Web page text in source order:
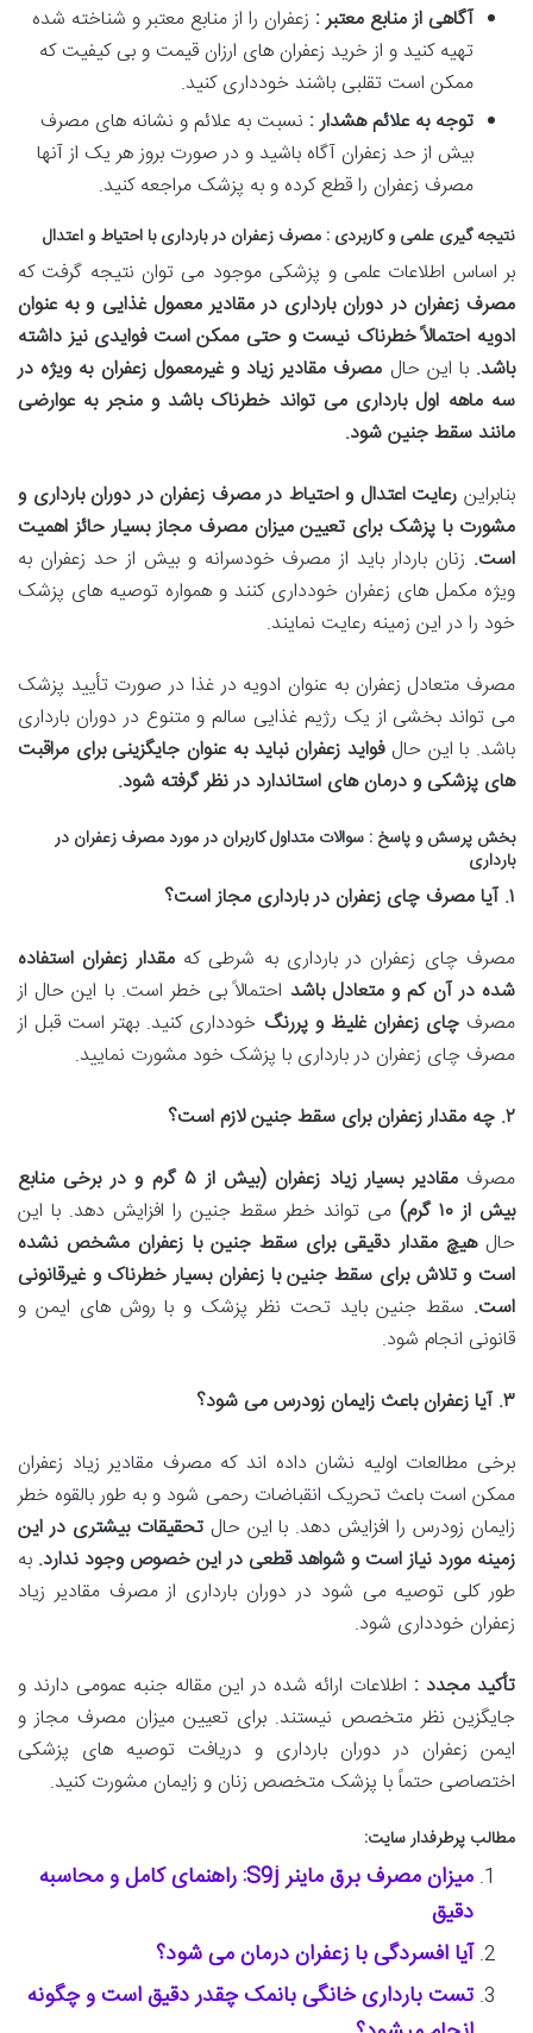
آگاهی از منابع معتبر : زعفران را از منابع معتبر و شناخته شده
تهیه کنید و از خرید زعفران های ارزان قیمت و بی کیفیت که
ممکن است تقلبی باشند خودداری کنید.
توجه به علائم هشدار : نسبت به علائم و نشانه های مصرف
بیش از حد زعفران آگاه باشید و در صورت بروز هر یک از آنها
مصرف زعفران را قطع کرده و به پزشک مراجعه کنید.
نتیجه گیری علمی و کاربردی : مصرف زعفران در بارداری با احتیاط و اعتدال
بر اساس اطلاعات علمی و پزشکی موجود می توان نتیجه گرفت که
مصرف زعفران در دوران بارداری در مقادیر معمول غذایی و به عنوان
ادویه احتمالاً خطرناک نیست و حتی ممکن است فوایدی نیز داشته
باشد. با این حال مصرف مقادیر زیاد و غیرمعمول زعفران به ویژه در
سه ماهه اول بارداری می تواند خطرناک باشد و منجر به عوارضی
مانند سقط جنین شود.
بنابراین رعایت اعتدال و احتیاط در مصرف زعفران در دوران بارداری و
مشورت با پزشک برای تعیین میزان مصرف مجاز بسیار حائز اهمیت
است. زنان باردار باید از مصرف خودسرانه و بیش از حد زعفران به
ویژه مکمل های زعفران خودداری کنند و همواره توصیه های پزشک
خود را در این زمینه رعایت نمایند.
مصرف متعادل زعفران به عنوان ادویه در غذا در صورت تأیید پزشک
می تواند بخشی از یک رژیم غذایی سالم و متنوع در دوران بارداری
باشد. با این حالفواید زعفران نباید به عنوان جایگزینی برای مراقبت
های پزشکی و درمان های استاندارد در نظر گرفته شود.
بخش پرسش و پاسخ : سوالات متداول کاربران در مورد مصرف زعفران در
بارداری
۱.آیا مصرف چای زعفران در بارداری مجاز است؟
مصرف چای زعفران در بارداری به شرطی کهمقدار زعفران استفاده
شده در آن کم و متعادل باشد احتمالاً بی خطر است. با این حال از
مصرفچای زعفران غلیظ و پررنگ خودداری کنید. بهتر است قبل از
مصرف چای زعفران در بارداری با پزشک خود مشورت نمایید.
۲. چه مقدار زعفران برای سقط جنین لازم است؟
مصرفمقادیر بسیار زیاد زعفران (بیش از ۵ گرم و در برخی منابع
بیش از ۱۰گرم)می تواند خطر سقط جنین را افزایش دهد. با این
حالهیچ مقدار دقیقی برای سقط جنین با زعفران مشخص نشده
است و تلاش برای سقط جنین با زعفران بسیار خطرناک و غیرقانونی
است. سقط جنین باید تحت نظر پزشک و با روش های ایمن و
قانونی انجام شود.
۳.آیا زعفران باعث زایمان زودرس می شود؟
برخی مطالعات اولیه نشان داده اند که مصرف مقادیر زیاد زعفران
ممکن است باعث تحریک انقباضات رحمی شود و به طور بالقوه خطر
زایمان زودرس را افزایش دهد. با این حالتحقیقات بیشتری در این
زمینه مورد نیاز است و شواهد قطعی در این خصوص وجود ندارد. به
طور کلی توصیه می شود در دوران بارداری از مصرف مقادیر زیاد
زعفران خودداری شود.
تأکید مجدد : اطلاعات ارائه شده در این مقاله جنبه عمومی دارند و
جایگزین نظر متخصص نیستند. برای تعیین میزان مصرف مجاز و
ایمن زعفران در دوران بارداری و دریافت توصیه های پزشکی
اختصاصی حتماً با پزشک متخصص زنان و زایمان مشورت کنید.
مطالب پرطرفدار سایت:
میزان مصرف برق ماینر S9j: راهنمای کامل و محاسبه
دقیق
آیا افسردگی با زعفران درمان می شود؟
تست بارداری خانگی بانمک چقدر دقیق است و چگونه